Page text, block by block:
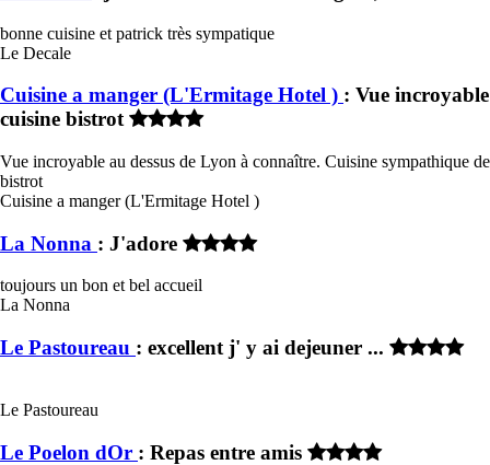
bonne cuisine et patrick très sympatique
Le Decale
Cuisine a manger (L'Ermitage Hotel ) : Vue incroyable
cuisine bistrot
Vue incroyable au dessus de Lyon à connaître. Cuisine sympathique de
bistrot
Cuisine a manger (L'Ermitage Hotel )
La Nonna : J'adore
toujours un bon et bel accueil
La Nonna
Le Pastoureau : excellent j' y ai dejeuner ...
Le Pastoureau
Le Poelon dOr : Repas entre amis